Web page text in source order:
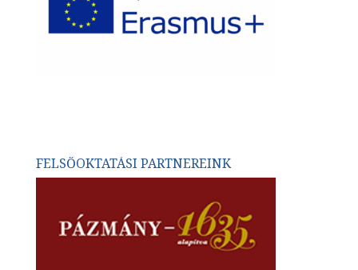
FELSŐOKTATÁSI PARTNEREINK